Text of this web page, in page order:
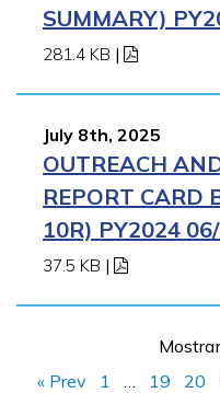
SUMMARY)
281.4 KB |
July 8th, 2025
OUTREACH
REPORT CARD
10R) PY2024
37.5 KB |
« Prev
1 19 20